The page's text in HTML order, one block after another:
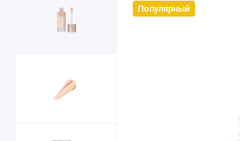
Популярный